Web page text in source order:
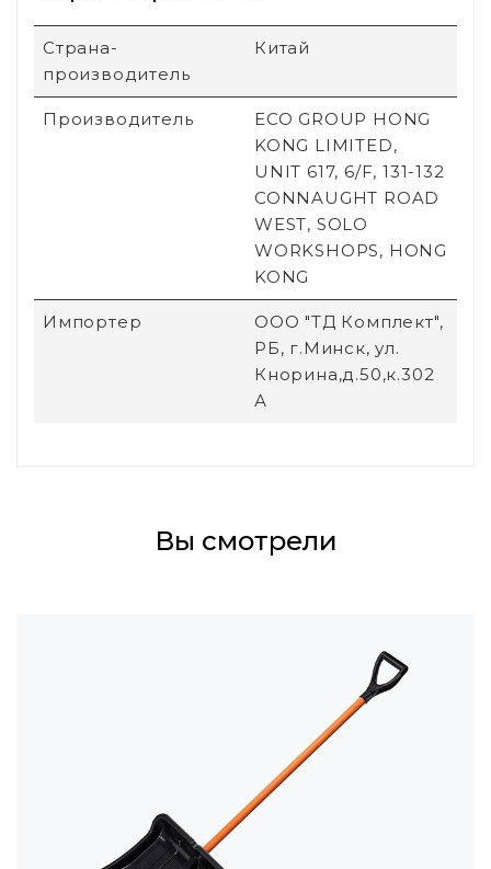
Страна-
производитель
Китай
Производитель
ECO GROUP HONG
KONG LIMITED,
UNIT 617, 6/F, 131-132
CONNAUGHT ROAD
WEST, SOLO
WORKSHOPS, HONG
KONG
Импортер
ООО "ТД Комплект",
РБ, г.Минск, ул.
Кнорина,д.50,к.302
А
Вы смотрели